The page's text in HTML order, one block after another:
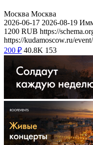
Москва Москва
2026-06-17 2026-08-19
1200 RUB https://
https://kudamoscow.ru/
200 ₽ 40.8K 153